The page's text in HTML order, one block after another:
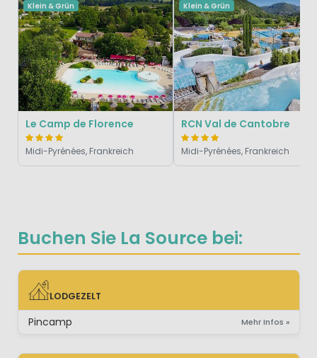
Buchen Sie La Source bei:
LODGEZELT
LODGEZELT
Pincamp Mehr Infos »
Klein & Grün
Le Camp de Florence
Midi-Pyrénées, Frankreich
Klein & Grün
RCN Val de Cantobre
Midi-Pyrénées, Frankreich